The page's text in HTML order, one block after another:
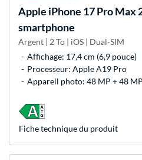
Apple iPhone 17 Pro Max
smartphone
Argent | 2 To | iOS | Dual-SIM
Affichage: 17,4 cm (6,9 pouce)
Processeur: Apple A19 Pro
Appareil photo: 48 MP + 48
Fiche technique du produit